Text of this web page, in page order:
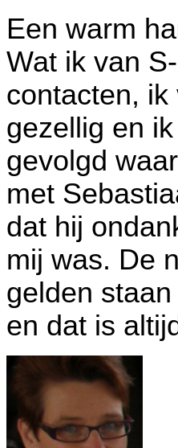
Een warm
Wat ik van
contacten,
gezellig en
gevolgd
met
dat hij
mij was. De
gelden
en dat is